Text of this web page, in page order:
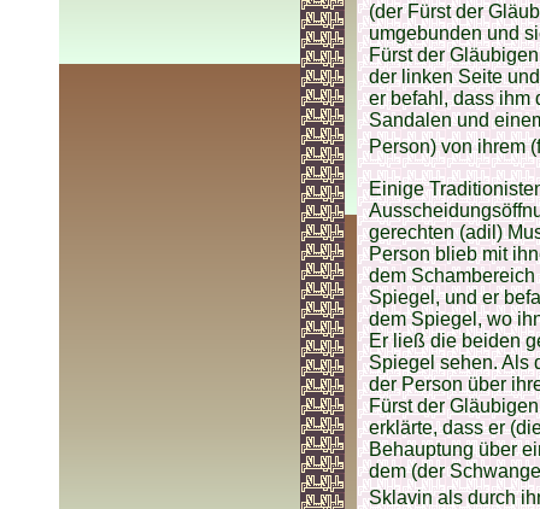
(der Fürst der
umgebunden und
Fürst der
der linken Seite
er befahl, dass ihm
Sandalen und
Person) von ihrem
Einige
gerechten (adil)
Person blieb mit
dem
Spiegel, und er
dem Spiegel, wo
Er ließ die beiden
Spiegel sehen. Als
der Person über
Fürst der
erklärte, dass er
Behauptung über
dem (der
Sklavin als durch